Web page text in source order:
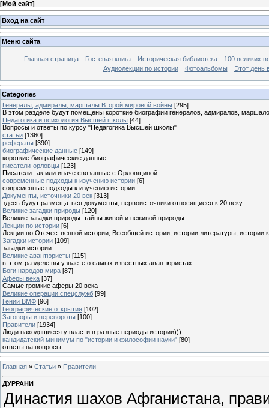
[Мой сайт]
Вход на сайт
Меню сайта
Главная страница Гостевая книга Историческая библиотека
100 великих
Аудиолекции по истории
Фотоальбомы Этот день
Categories
Генералы, адмиралы, маршалы Второй мировой войны [295]
В этом разделе будут помещены короткие биографии генералов, адмиралов,
Педагогика и психология Высшей школы [44]
Вопросы и ответы по курсу "Педагогика Высшей школы"
статьи [1360]
рефераты [390]
биографические данные [149]
короткие биографические данные
писатели-орловцы [123]
Писатели так или иначе связанные с Орловщиной
современные подходы к изучению истории [6]
современные подходы к изучению истории
Документы, источники 20 век [313]
здесь будут размещаться документы, первоисточники относящиеся к 20 веку.
Великие загадки природы [120]
Великие загадки природы: тайны живой и неживой природы
Лекции по истории [6]
Лекции по Отечественной истории, Всеобщей истории, истории литературы, истории
Загадки истории [109]
загадки истории
Великие авантюристы [115]
в этом разделе вы узнаете о самых известных авантюристах
Боги народов мира [87]
Аферы века [37]
Самые громкие аферы 20 века
Великие операции спецслужб [99]
Гении ВМФ [96]
Географические открытия [102]
Заговоры и перевороты [100]
Правители [1934]
Люди находящиеся у власти в разные периоды истории)))
кандидатский минимум по "истории и философии науки" [80]
ответы на вопросы
Главная » Статьи » Правители
ДУРРАНИ
Династия шахов Афганистана,